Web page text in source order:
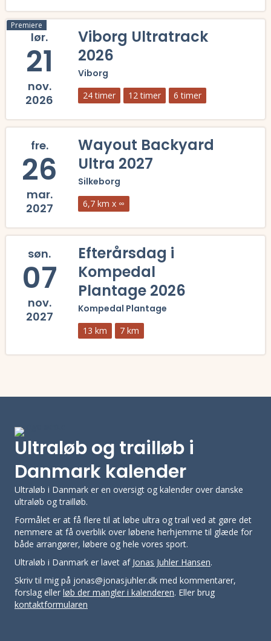
Premiere
lør.
21
nov.
2026
Viborg Ultratrack
2026
Viborg
24 timer 12 timer 6 timer
fre.
26
mar.
2027
Wayout Backyard
Ultra 2027
Silkeborg
6,7 km x ∞
søn.
07
nov.
2027
Efterårsdag i
Kompedal
Plantage 2026
Kompedal Plantage
13 km 7 km
Ultraløb og trailløb i
Danmark kalender
Ultraløb i Danmark er en oversigt og kalender over danske
ultraløb og trailløb.
Formålet er at få flere til at løbe ultra og trail ved at gøre det
nemmere at få overblik over løbene herhjemme til glæde for
både arrangører, løbere og hele vores sport.
Ultraløb i Danmark er lavet af Jonas Juhler Hansen.
Skriv til mig på jonas@jonasjuhler.dk med kommentarer,
forslag eller løb der mangler i kalenderen. Eller brug
kontaktformularen